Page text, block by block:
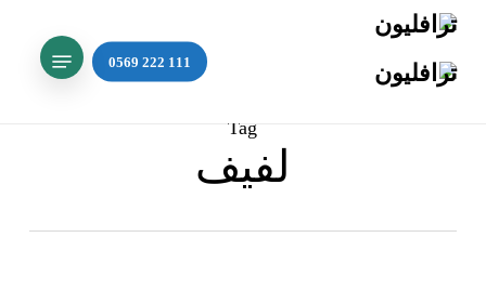
main
content
Search
Menu
Tag
لفيف